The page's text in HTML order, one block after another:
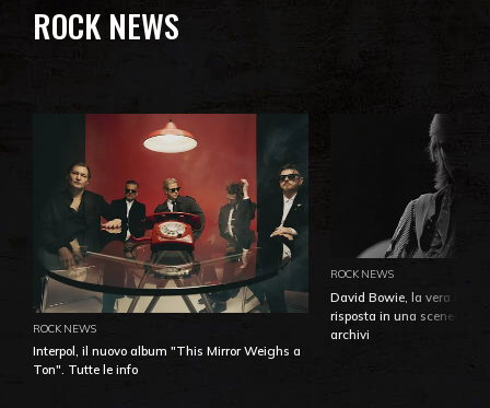
ROCK NEWS
ROCK NEWS
Interpol, il nuovo album "This Mirror Weighs a
Ton". Tutte le info
ROCK NEWS
David Bowie, la vera
risposta in una
archivi